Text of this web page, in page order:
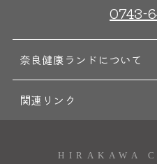
0743-
奈良健康ランドについて
関連リンク
HIRAKAWA